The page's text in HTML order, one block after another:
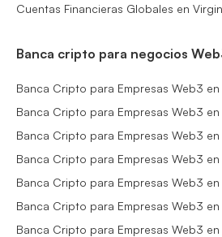
Cuentas Financieras Globales en
Banca cripto para negocios
Banca Cripto para Empresas Web3 en
Banca Cripto para Empresas Web3 en
Banca Cripto para Empresas Web3 en
Banca Cripto para Empresas Web3 en
Banca Cripto para Empresas Web3 en
Banca Cripto para Empresas Web3
Banca Cripto para Empresas Web3 en